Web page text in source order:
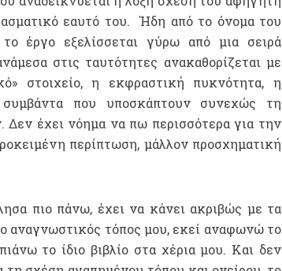
εαυτό του.
Ήδη από το όνομα του
έργο εξελίσσεται γύρω από μια σειρά
στις ταυτότητες ανακαθορίζεται με
στοιχείο, η εκφραστική πυκνότητα, η
συμβάντα που υποσκάπτουν συνεχώς τη
έχει νόημα να πω περισσότερα για την
περίπτωση, μάλλον προσχηματική
πιο πάνω, έχει να κάνει ακριβώς με τα
αναγνωστικός τόπος μου, εκεί αναφωνώ το
το ίδιο βιβλίο στα χέρια μου. Και δεν